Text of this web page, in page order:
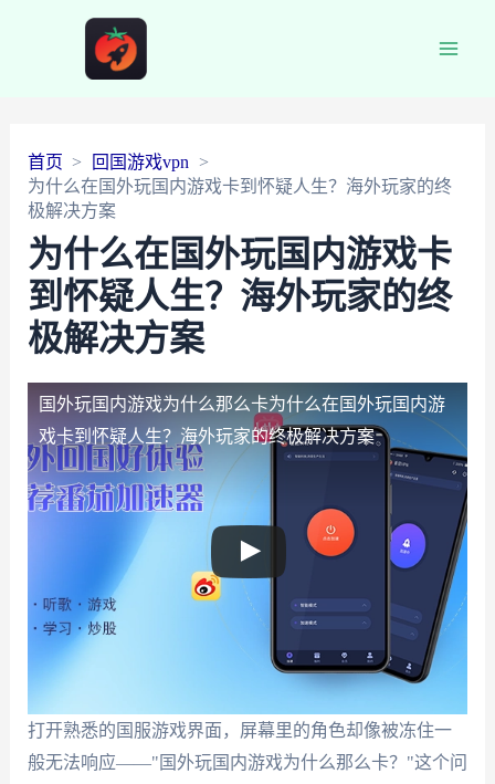
首页
回国游戏vpn
为什么在国外玩国内游戏卡到怀疑人生？海外玩家的终
极解决方案
为什么在国外玩国内游戏卡
到怀疑人生？海外玩家的终
极解决方案
国外玩国内游戏为什么那么卡为什么在国外玩国内游
戏卡到怀疑人生？海外玩家的终极解决方案
打开熟悉的国服游戏界面，屏幕里的角色却像被冻住一
般无法响应——"国外玩国内游戏为什么那么卡？"这个问